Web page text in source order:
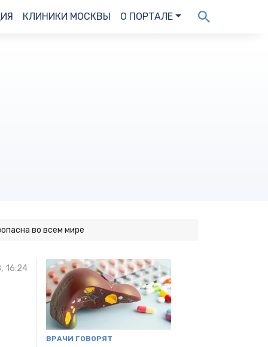
КЛИНИКИ МОСКВЫ О ПОРТАЛЕ
во всем мире
16:24
ВРАЧИ ГОВОРЯТ